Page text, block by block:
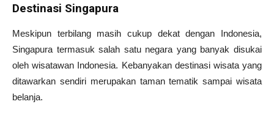
Destinasi Singapura
Meskipun terbilang masih cukup dekat dengan Indonesia,
Singapura termasuk salah satu negara yang banyak disukai
oleh wisatawan Indonesia. Kebanyakan destinasi wisata yang
ditawarkan sendiri merupakan taman tematik sampai wisata
belanja.